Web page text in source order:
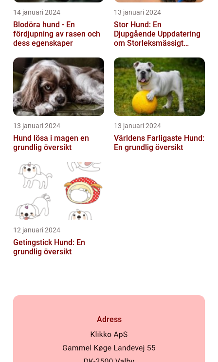
14 januari 2024
Blodöra hund - En
fördjupning av rasen och
dess egenskaper
13 januari 2024
Stor Hund: En
Djupgående Uppdatering
om Storleksmässigt
Hundsporter för
Hundälskare
13 januari 2024
Hund lösa i magen en
grundlig översikt
13 januari 2024
Världens Farligaste Hund:
En grundlig översikt
12 januari 2024
Getingstick Hund: En
grundlig översikt
Adress